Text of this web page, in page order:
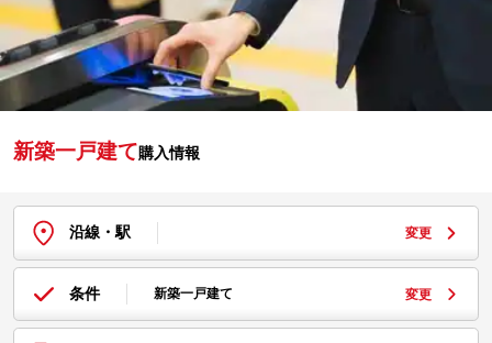
新築一戸建て購入情報
沿線・駅 変更
条件 新築一戸建て 変更